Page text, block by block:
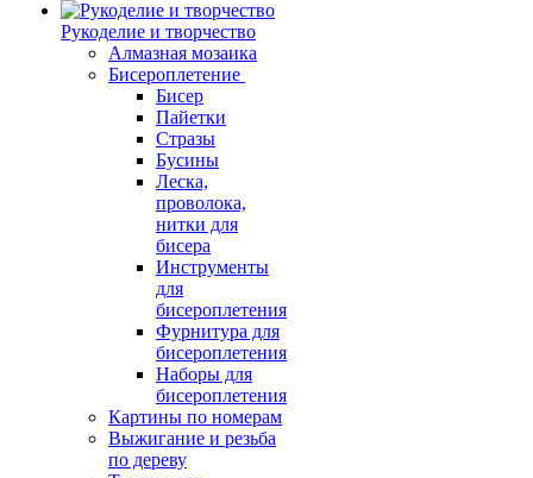
Рукоделие и творчество
Алмазная мозаика
Бисероплетение
Бисер
Пайетки
Стразы
Бусины
Леска,
проволока,
нитки для
бисера
Инструменты
для
бисероплетения
Фурнитура для
бисероплетения
Наборы для
бисероплетения
Картины по номерам
Выжигание и резьба
по дереву